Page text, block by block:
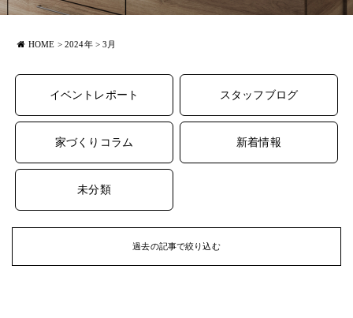
HOME > 2024年>3月
イベントレポート スタッフブログ
家づくりコラム 新着情報
未分類
過去の記事で絞り込む